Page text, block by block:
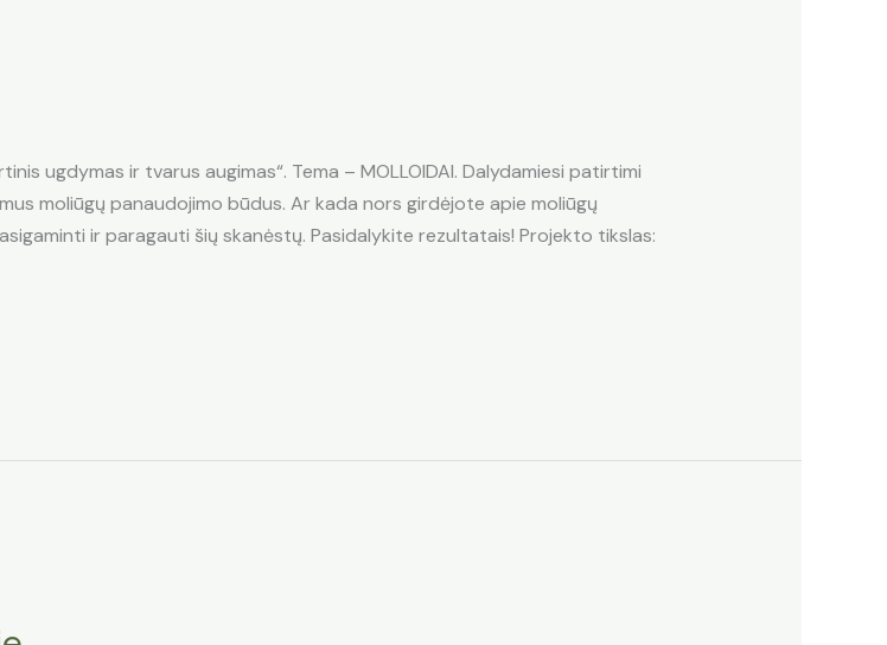
ugdymas ir tvarus augimas“. Tema – MOLLOIDAI. Dalydamiesi patirtimi
moliūgų panaudojimo būdus. Ar kada nors girdėjote apie moliūgų
ir paragauti šių skanėstų. Pasidalykite rezultatais! Projekto tikslas: